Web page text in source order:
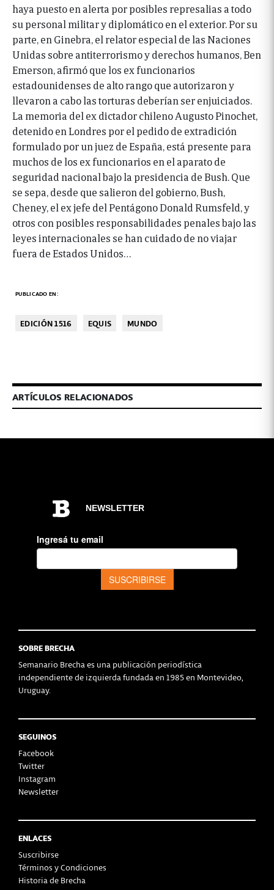
haya puesto en alerta por posibles represalias a todo
su personal militar y diplomático en el exterior. Por su
parte, en Ginebra, el relator especial de las Naciones
Unidas sobre antiterrorismo y derechos humanos, Ben
Emerson, afirmó que los ex funcionarios
estadounidenses de alto rango que autorizaron y
llevaron a cabo las torturas deberían ser enjuiciados.
La memoria del ex dictador chileno Augusto Pinochet,
detenido en Londres por el pedido de extradición
formulado por un juez de España, está presente para
muchos de los ex funcionarios en el aparato de
seguridad nacional bajo la presidencia de Bush. Que
se sepa, desde que salieron del gobierno, Bush,
Cheney, el ex jefe del Pentágono Donald Rumsfeld, y
otros con posibles responsabilidades penales bajo las
leyes internacionales se han cuidado de no viajar
fuera de Estados Unidos…
PUBLICADO EN:
EDICIÓN 1516 EQUIS MUNDO
ARTÍCULOS RELACIONADOS
SOBRE BRECHA
Semanario Brecha es una publicación periodística
independiente de izquierda fundada en 1985 en Montevideo,
Uruguay.
SEGUINOS
Facebook
Twitter
Instagram
Newsletter
ENLACES
Suscribirse
Términos y Condiciones
Historia de Brecha